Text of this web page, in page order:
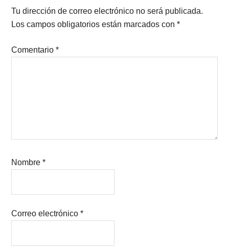
Interactions
Tu dirección de correo electrónico no será publicada.
Los campos obligatorios están marcados con*
Comentario*
Nombre*
Correo electrónico*